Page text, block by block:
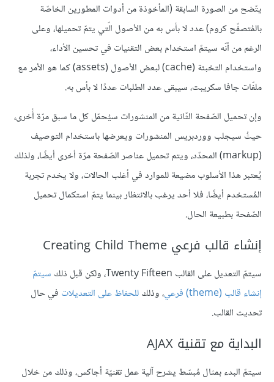
يتّضح من الصورة السابقة (المأخوذة من أدوات المطورين الخاصّة
بالمُتصفّح كروم) عدد لا بأس به من الأصول الّتي يتمّ تحميلها، وعلى
الرغم من أنّه سيتمّ استخدام بعض التقنيات في تحسين الأداء،
واستخدام التخبئة (cache) لبعض الأصول (assets) كما هو الأمر مع
ملفّات جافا سكريبت، سيبقى عدد الطلبات عددًا لا بأس به.
وإن تحميل الصّفحة الثّانية من المنشورات سيُحمّل كل ما سبق مرّة أُخرى،
حيثُ سيجلب ووردبريس المنشورات ويعرضها باستخدام التوصيف
(markup) المحدّد، ويتم تحميل عناصر الصّفحة مرّة أخرى أيضًا، ولذلك
يُعتبر هذا الأسلوب مضيعة للموارد في أغلب الحالات، ولا يخدم تجربة
المُستخدم أيضًا، فلا أحد يرغب بالانتظار بينما يتمّ استكمال تحميل
الصّفحة بطبيعة الحال.
إنشاء قالب فرعي Creating Child Theme
سيتمّ التعديل على القالب Twenty Fifteen، ولكن قبل ذلك
سيتمّ
إنشاء قالب (theme) فرعي
، وذلكللحفاظ على التعديلات في حال
تحديث القالب.
البداية مع تقنية AJAX
سيتمّ البدء بمثال مُبسّط يشرح آلية عمل تقنيّة أجاكس، وذلك من خلال